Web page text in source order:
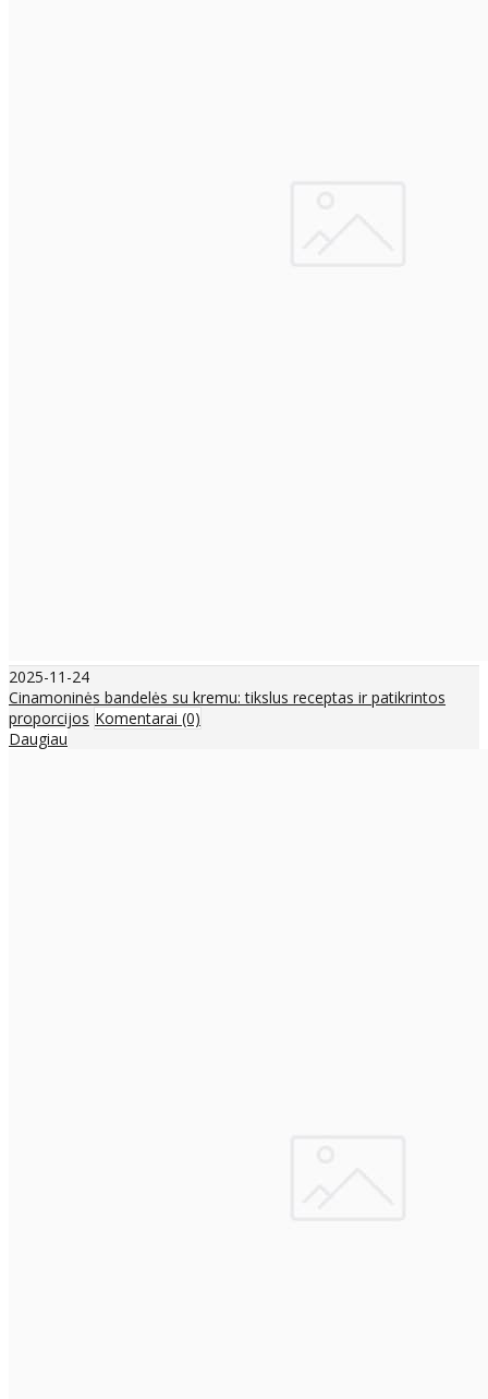
2025-11-24
Cinamoninės bandelės su kremu: tikslus receptas ir patikrintos
proporcijos Komentarai (0)
Daugiau